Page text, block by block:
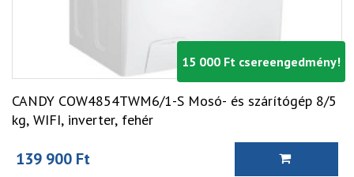
15 000 Ft csereengedmény!
CANDY COW4854TWM6/1-S Mosó- és szárítógép 8/5
kg, WIFI, inverter, fehér
139 900 Ft